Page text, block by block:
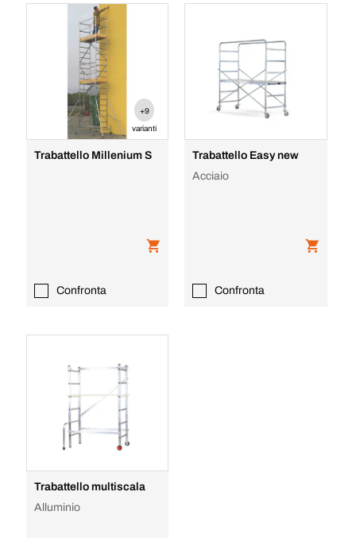
+9
varianti
Trabattello Millenium S
Confronta
Trabattello Easy new
Acciaio
Confronta
Trabattello multiscala
Alluminio